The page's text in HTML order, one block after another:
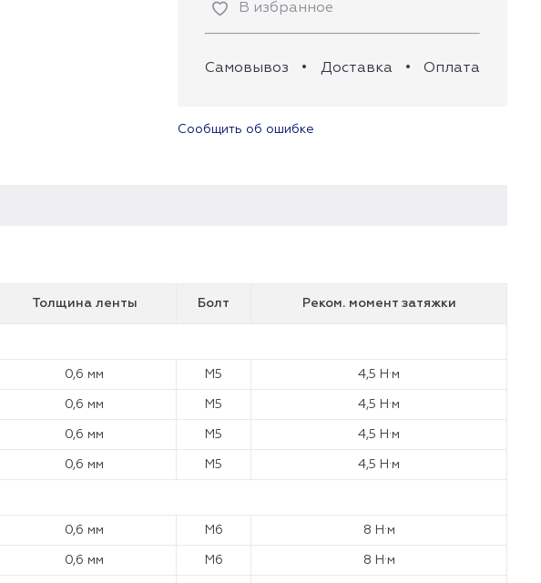
В избранное
Самовывоз • Доставка • Оплата
Сообщить об ошибке
Толщина ленты Болт Реком. момент затяжки
0,6 мм М5 4,5 Н·м
0,6 мм М5 4,5 Н·м
0,6 мм М5 4,5 Н·м
0,6 мм М5 4,5 Н·м
0,6 мм М6 8 Н·м
0,6 мм М6 8 Н·м